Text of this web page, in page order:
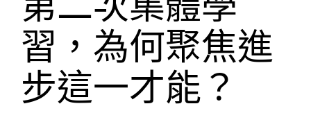
習，為何聚焦進
步這一才能？